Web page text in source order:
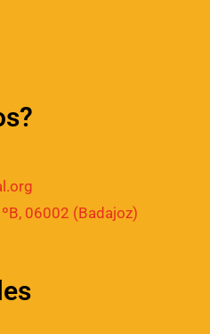
06002 (Badajoz)